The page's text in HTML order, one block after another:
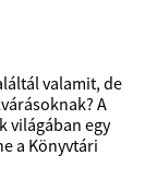
valamit, de
A
világában egy
a Könyvtári